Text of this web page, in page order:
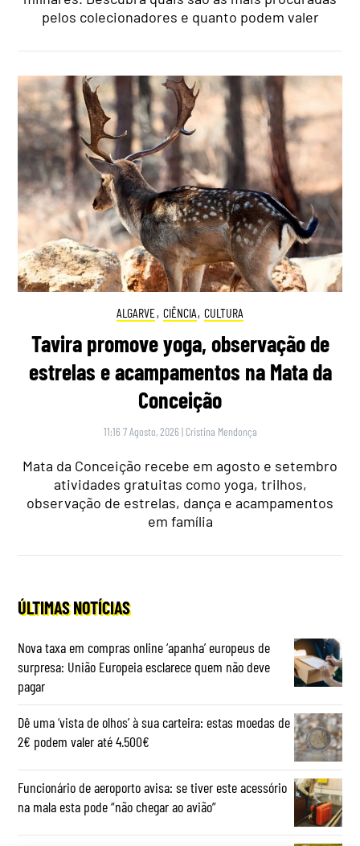
pelos colecionadores e quanto podem valer
ALGARVE, CIÊNCIA, CULTURA
Tavira promove yoga, observação de
estrelas e acampamentos na Mata da
Conceição
11:16 7 Agosto, 2026 | Cristina Mendonça
Mata da Conceição recebe em agosto e setembro
atividades gratuitas como yoga, trilhos,
observação de estrelas, dança e acampamentos
em família
ÚLTIMAS NOTÍCIAS
Nova taxa em compras online ‘apanha’ europeus de
surpresa: União Europeia esclarece quem não deve
pagar
Dê uma ‘vista de olhos’ à sua carteira: estas moedas de
2€ podem valer até 4.500€
Funcionário de aeroporto avisa: se tiver este acessório
na mala esta pode “não chegar ao avião”